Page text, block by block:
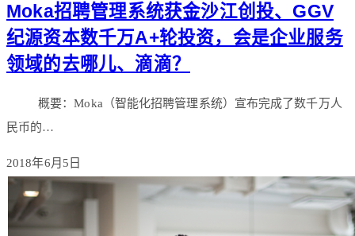
Moka招聘管理系统获金沙江创投、GGV
纪源资本数千万A+轮投资，会是企业服务
领域的去哪儿、滴滴？
概要：Moka（智能化招聘管理系统）宣布完成了数千万人
民币的…
2018年6月5日